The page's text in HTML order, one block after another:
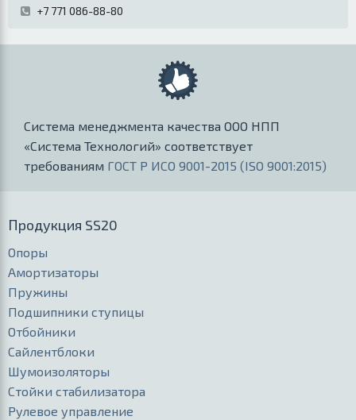
+7 771 086-88-80
Система менеджмента качества ООО НПП
«Система Технологий» соответствует
требованиям ГОСТ Р ИСО 9001-2015 (ISO 9001:2015)
Продукция SS20
Опоры
Амортизаторы
Пружины
Подшипники ступицы
Отбойники
Сайлентблоки
Шумоизоляторы
Стойки стабилизатора
Рулевое управление